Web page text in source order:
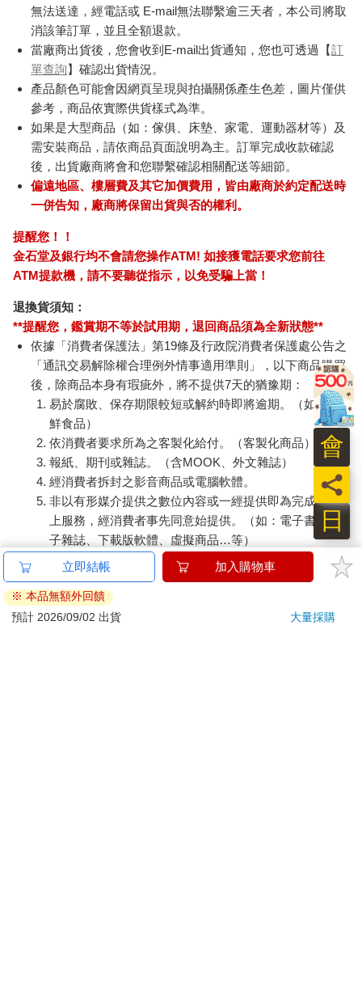
無法送達，經電話或 E-mail無法聯繫逾三天者，本公司將取
消該筆訂單，並且全額退款。
當廠商出貨後，您會收到E-mail出貨通知，您也可透過【訂
單查詢】確認出貨情況。
產品顏色可能會因網頁呈現與拍攝關係產生色差，圖片僅供
參考，商品依實際供貨樣式為準。
如果是大型商品（如：傢俱、床墊、家電、運動器材等）及
需安裝商品，請依商品頁面說明為主。訂單完成收款確認
後，出貨廠商將會和您聯繫確認相關配送等細節。
偏遠地區、樓層費及其它加價費用，皆由廠商於約定配送時
一併告知，廠商將保留出貨與否的權利。
提醒您！！
金石堂及銀行均不會請您操作ATM! 如接獲電話要求您前往
ATM提款機，請不要聽從指示，以免受騙上當！
退換貨須知：
**提醒您，鑑賞期不等於試用期，退回商品須為全新狀態**
依據「消費者保護法」第19條及行政院消費者保護處公告之
「通訊交易解除權合理例外情事適用準則」，以下商品購買
後，除商品本身有瑕疵外，將不提供7天的猶豫期：
易於腐敗、保存期限較短或解約時即將逾期。（如：生
鮮食品）
依消費者要求所為之客製化給付。（客製化商品）
報紙、期刊或雜誌。（含MOOK、外文雜誌）
經消費者拆封之影音商品或電腦軟體。
非以有形媒介提供之數位內容或一經提供即為完成之線
上服務，經消費者事先同意始提供。（如：電子書、電
子雜誌、下載版軟體、虛擬商品…等）
已拆封之個人衛生用品。（如：內衣褲、刮鬍刀、除毛
刀…等）
若非上列種類商品，均享有到貨7天的猶豫期（含例假
日）。
日
員
會